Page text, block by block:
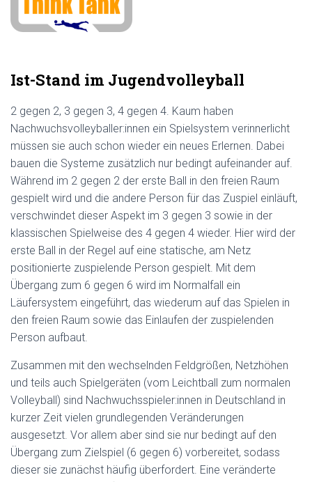
Ist-Stand im Jugendvolleyball
2 gegen 2, 3 gegen 3, 4 gegen 4. Kaum haben
Nachwuchsvolleyballer:innen ein Spielsystem verinnerlicht
müssen sie auch schon wieder ein neues Erlernen. Dabei
bauen die Systeme zusätzlich nur bedingt aufeinander auf.
Während im 2 gegen 2 der erste Ball in den freien Raum
gespielt wird und die andere Person für das Zuspiel einläuft,
verschwindet dieser Aspekt im 3 gegen 3 sowie in der
klassischen Spielweise des 4 gegen 4 wieder. Hier wird der
erste Ball in der Regel auf eine statische, am Netz
positionierte zuspielende Person gespielt. Mit dem
Übergang zum 6 gegen 6 wird im Normalfall ein
Läufersystem eingeführt, das wiederum auf das Spielen in
den freien Raum sowie das Einlaufen der zuspielenden
Person aufbaut.
Zusammen mit den wechselnden Feldgrößen, Netzhöhen
und teils auch Spielgeräten (vom Leichtball zum normalen
Volleyball) sind Nachwuchsspieler:innen in Deutschland in
kurzer Zeit vielen grundlegenden Veränderungen
ausgesetzt. Vor allem aber sind sie nur bedingt auf den
Übergang zum Zielspiel (6 gegen 6) vorbereitet, sodass
dieser sie zunächst häufig überfordert. Eine veränderte